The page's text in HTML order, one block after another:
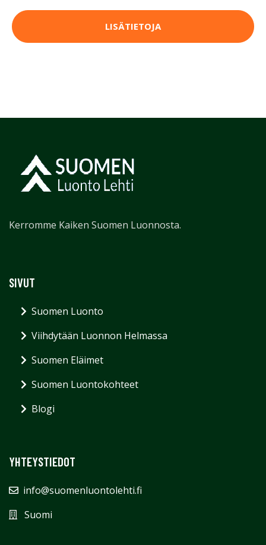
LISÄTIETOJA
Kerromme Kaiken Suomen Luonnosta.
SIVUT
Suomen Luonto
Viihdytään Luonnon Helmassa
Suomen Eläimet
Suomen Luontokohteet
Blogi
YHTEYSTIEDOT
info@suomenluontolehti.fi
Suomi